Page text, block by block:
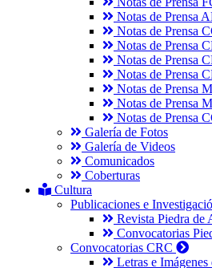
Notas de Prensa
Notas de Prensa
Notas de Prensa
Notas de Prensa
Notas de Prensa
Notas de Prensa
Notas de Prensa
Notas de Prensa
Galería de Fotos
Galería de Videos
Comunicados
Coberturas
Cultura
Publicaciones e
Revista Piedra de
Convocatorias
Convocatorias CRC
Letras e